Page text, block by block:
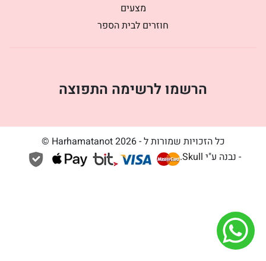
מצעים
חוזרים לבית הספר
הרשמו לרשימה התפוצה
כל הזכויות שמורות ל - Harhamatanot 2026 ©
- נבנה ע"י Skull
.